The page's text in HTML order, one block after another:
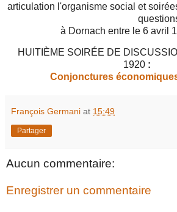
articulation l'organisme social et
à Dornach entre le 6 avril
HUITIÈME SOIRÉE DE
1920:
Conjonctures
François Germani at 15:49
Partager
Aucun commentaire:
Enregistrer un commentaire